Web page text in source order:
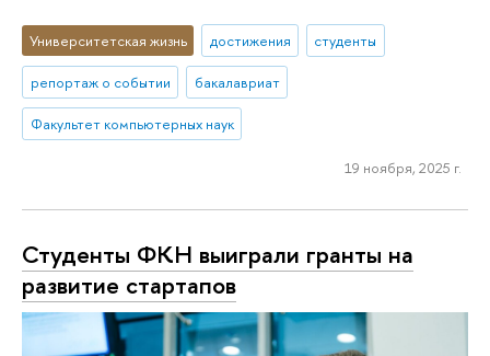
Университетская жизнь достижения студенты
репортаж о событии бакалавриат
Факультет компьютерных наук
19 ноября, 2025 г.
Студенты ФКН выиграли гранты на
развитие стартапов